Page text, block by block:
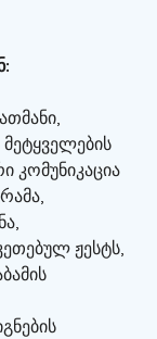
კომუნიკაცია
ჟესტს,